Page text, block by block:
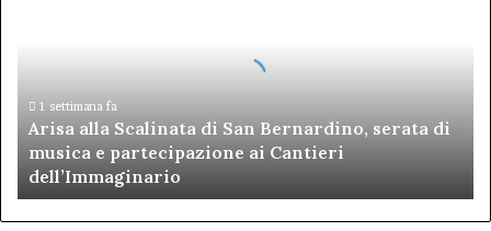
serata
di
musica
partecipazione
ai
1 settimana fa
Arisa alla Scalinata di San Bernardino, serata di
musica e partecipazione ai Cantieri
dell’Immaginario